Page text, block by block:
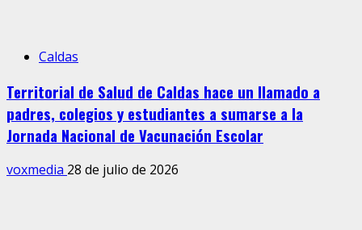
Caldas
Territorial de Salud de Caldas hace un llamado a
padres, colegios y estudiantes a sumarse a la
Jornada Nacional de Vacunación Escolar
voxmedia 28 de julio de 2026